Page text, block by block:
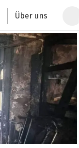
Über uns